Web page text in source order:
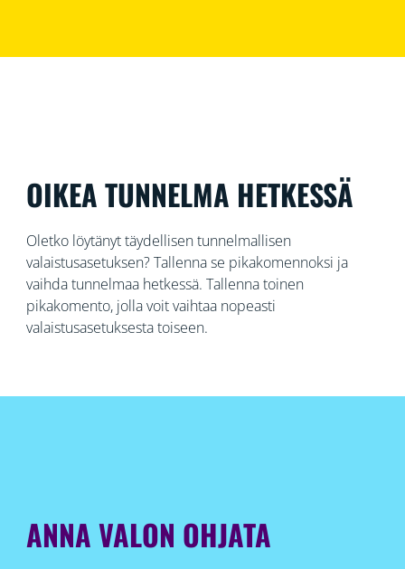
OIKEA TUNNELMA HETKESSÄ
Oletko löytänyt täydellisen tunnelmallisen
valaistusasetuksen? Tallenna se pikakomennoksi ja
vaihda tunnelmaa hetkessä. Tallenna toinen
pikakomento, jolla voit vaihtaa nopeasti
valaistusasetuksesta toiseen.
ANNA VALON OHJATA